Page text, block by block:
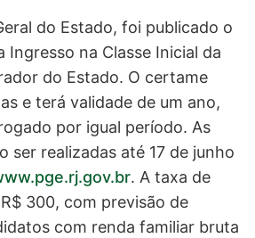
do Estado, foi publicado o
Ingresso na Classe Inicial da
do Estado. O certame
e terá validade de um ano,
por igual período. As
ser realizadas até 17 de junho
. A taxa de
300, com previsão de
com renda familiar bruta